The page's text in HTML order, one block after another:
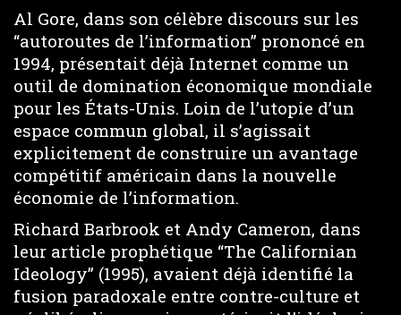
Al Gore, dans son célèbre discours sur les
“autoroutes de l’information” prononcé en
1994, présentait déjà Internet comme un
outil de domination économique mondiale
pour les États-Unis. Loin de l’utopie d’un
espace commun global, il s’agissait
explicitement de construire un avantage
compétitif américain dans la nouvelle
économie de l’information.
Richard Barbrook et Andy Cameron, dans
leur article prophétique “The Californian
Ideology” (1995), avaient déjà identifié la
fusion paradoxale entre contre-culture et